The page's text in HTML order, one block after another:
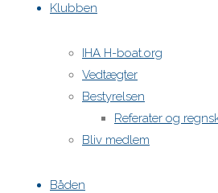
Klubben
IHA H-boat.org
Vedtægter
Bestyrelsen
Referater og
Bliv medlem
Båden